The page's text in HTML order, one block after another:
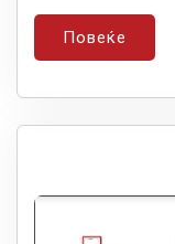
Повеќе